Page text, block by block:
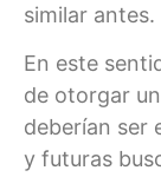
similar antes.
En este
de otorgar
deberían ser
y futuras